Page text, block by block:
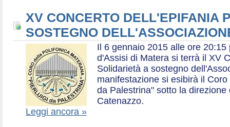
XV CONCERTO DELL'EPIFANIA
SOSTEGNO
Il 6 gennaio 2015 alle ore
d'Assisi di Matera si terrà il XV
Solidarietà a sostegno
manifestazione si esibirà il
da Palestrina" sotto la
Catenazzo.
Leggi ancora »